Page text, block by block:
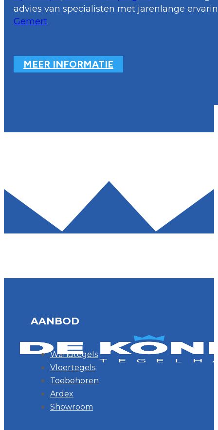
advies van specialisten met jarenlange
Gemert.
MEER INFORMATIE
AANBOD
Wandtegels
Vloertegels
Toebehoren
Ardex
Showroom